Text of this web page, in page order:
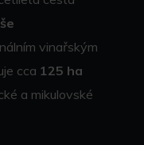
vinařským
cca 125 ha
a mikulovské